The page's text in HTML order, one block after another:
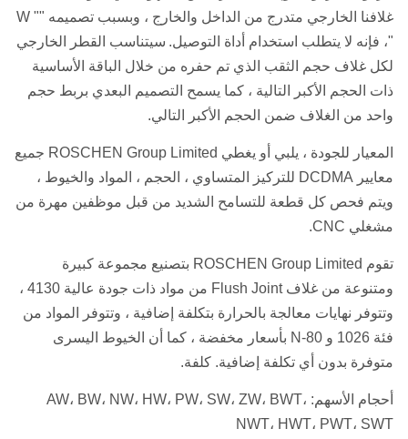
غلافنا الخارجي متدرج من الداخل والخارج ، وبسبب تصميمه "" W
"، فإنه لا يتطلب استخدام أداة التوصيل. سيتناسب القطر الخارجي
لكل غلاف حجم الثقب الذي تم حفره من خلال الباقة الأساسية
ذات الحجم الأكبر التالية ، كما يسمح التصميم البعدي بربط حجم
واحد من الغلاف ضمن الحجم الأكبر التالي.
المعيار للجودة ، يلبي أو يغطي ROSCHEN Group Limited جميع
معايير DCDMA للتركيز المتساوي ، الحجم ، المواد والخيوط ،
ويتم فحص كل قطعة للتسامح الشديد من قبل موظفين مهرة من
مشغلي CNC.
تقوم ROSCHEN Group Limited بتصنيع مجموعة كبيرة
ومتنوعة من غلاف Flush Joint من مواد ذات جودة عالية 4130 ،
وتتوفر نهايات معالجة بالحرارة بتكلفة إضافية ، وتتوفر المواد من
فئة 1026 و N-80 بأسعار مخفضة ، كما أن الخيوط اليسرى
متوفرة بدون أي تكلفة إضافية. كلفة.
أحجام الأسهم: AW، BW، NW، HW، PW، SW، ZW، BWT،
NWT، HWT، PWT، SWT